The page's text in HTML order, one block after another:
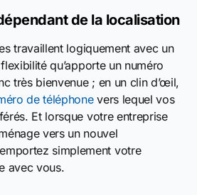
de la localisation
travaillent logiquement avec un
qu’apporte un numéro
très bienvenue ; en un clin d’œil,
de téléphonevers lequel vos
Et lorsque votre entreprise
vers un nouvel
simplement votre
avec vous.